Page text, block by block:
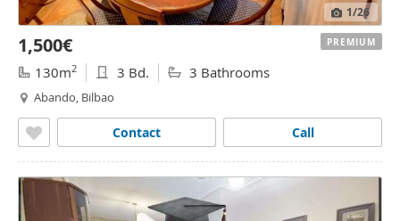
1/26
1,500€
130m2 3 Bd. 3 Bathrooms
Abando, Bilbao
Call
Contact
PREMIUM